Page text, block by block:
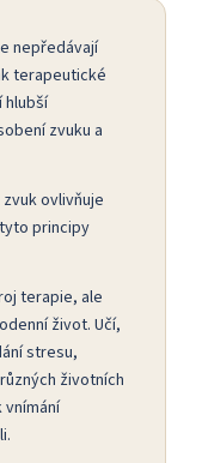
nepředávají
terapeutické
hlubší
zvuku a
ovlivňuje
principy
terapie, ale
život. Učí,
stresu,
životních